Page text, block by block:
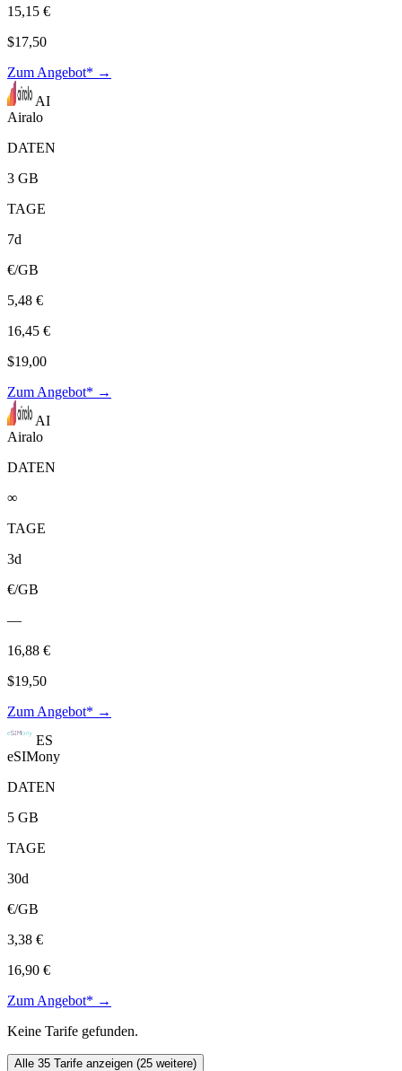
15,15 €
$17,50
Zum Angebot* →
AI
Airalo
DATEN
3 GB
TAGE
7d
€/GB
5,48 €
16,45 €
$19,00
Zum Angebot* →
AI
Airalo
DATEN
∞
TAGE
3d
€/GB
—
16,88 €
$19,50
Zum Angebot* →
ES
eSIMony
DATEN
5 GB
TAGE
30d
€/GB
3,38 €
16,90 €
Zum Angebot* →
Keine Tarife gefunden.
Alle 35 Tarife anzeigen (25 weitere)